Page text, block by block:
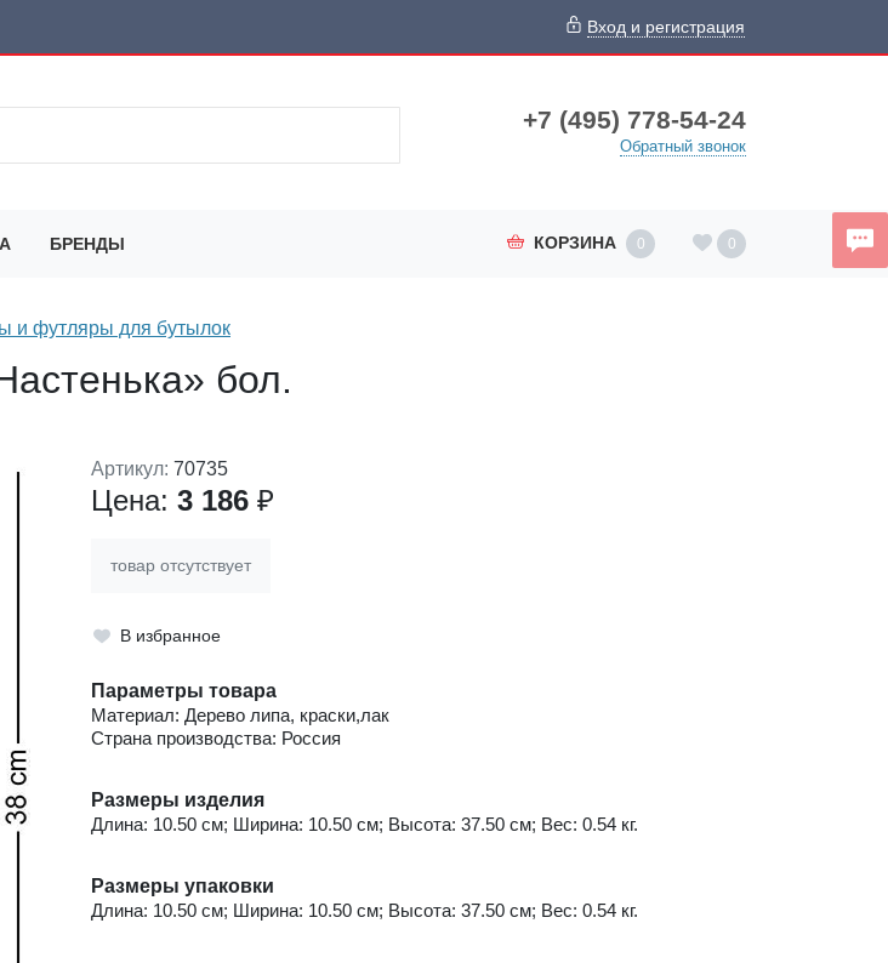
Вход и регистрация
+7 (495) 778-54-24
Обратный звонок
БРЕНДЫ КОРЗИНА 0 0
и футляры для бутылок
бол.
Артикул: 70735
Цена: 3 186 ₽
товар отсутствует
В избранное
Параметры товара
Материал: Дерево липа, краски,лак
Страна производства: Россия
Размеры изделия
Длина: 10.50 см; Ширина: 10.50 см; Высота: 37.50 см; Вес: 0.54 кг.
Размеры упаковки
Длина: 10.50 см; Ширина: 10.50 см; Высота: 37.50 см; Вес: 0.54 кг.